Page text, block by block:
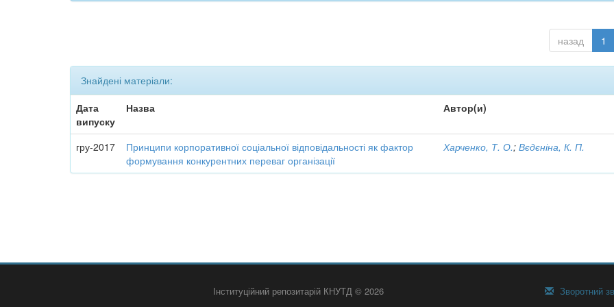
назад 1
Знайдені матеріали:
Дата
випуску
Назва Автор(и)
гру-2017
Принципи корпоративної соціальної відповідальності як фактор
формування конкурентних переваг організації
Харченко, Т. О.;Вєдєніна, К. П.
Інституційний репозитарій КНУТД © 2026 Зворотний